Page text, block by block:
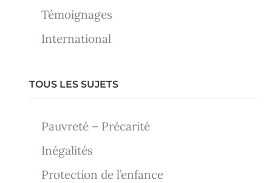
Témoignages
International
TOUS LES SUJETS
Pauvreté – Précarité
Inégalités
Protection de l’enfance